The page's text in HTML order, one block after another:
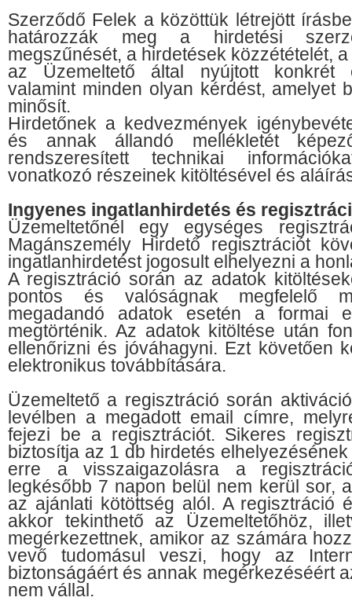
Szerződő Felek a közöttük létrejött
határozzák meg a hirdetési
megszűnését, a hirdetések közzétételét,
az Üzemeltető által nyújtott konkrét
valamint minden olyan kérdést, amelyet
minősít.
Hirdetőnek a kedvezmények
és annak állandó mellékletét
rendszeresített technikai
vonatkozó részeinek kitöltésével és
Ingyenes ingatlanhirdetés és
Üzemeltetőnél egy egységes
Magánszemély Hirdető regisztrációt
ingatlanhirdetést jogosult elhelyezni a
A regisztráció során az adatok
pontos és valóságnak megfelelő
megadandó adatok esetén a formai
megtörténik. Az adatok kitöltése után
ellenőrizni és jóváhagyni. Ezt követően
elektronikus továbbítására.
Üzemeltető a regisztráció során
levélben a megadott email címre,
fejezi be a regisztrációt. Sikeres
biztosítja az 1 db hirdetés
erre a visszaigazolásra a
legkésőbb 7 napon belül nem kerül sor,
az ajánlati kötöttség alól. A regisztráció
akkor tekinthető az Üzemeltetőhöz,
megérkezettnek, amikor az számára
vevő tudomásul veszi, hogy az
biztonságáért és annak megérkezéséért
nem vállal.